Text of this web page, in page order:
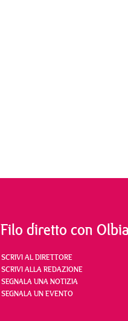
Filo diretto con
SCRIVI AL DIRETTORE
SCRIVI ALLA REDAZIONE
SEGNALA UNA NOTIZIA
SEGNALA UN EVENTO